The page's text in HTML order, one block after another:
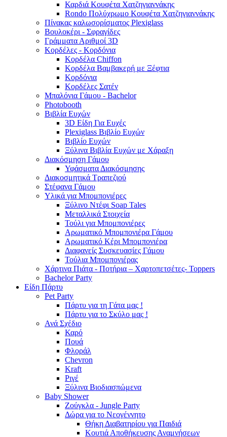
Καρδιά Κουφέτα Χατζηγιαννάκης
Rondo Πολύχρωμο Κουφέτα Χατζηγιαννάκης
Πίνακας καλωσορίσματος Plexiglass
Βουλοκέρι - Σφραγίδες
Γράμματα Αριθμοί 3D
Κορδέλες - Κορδόνια
Κορδέλα Chiffon
Κορδέλα Βαμβακερή με Ξέφτια
Κορδόνια
Κορδέλες Σατέν
Μπαλόνια Γάμου - Bachelor
Photobooth
Βιβλία Ευχών
3D Είδη Για Ευχές
Plexiglass Βιβλίο Ευχών
Βιβλίο Ευχών
Ξύλινα Βιβλία Ευχών με Χάραξη
Διακόσμηση Γάμου
Υφάσματα Διακόσμησης
Διακοσμητικά Τραπεζιού
Στέφανα Γάμου
Υλικά για Μπομπονιέρες
Ξύλινο Ντέφι Soap Tales
Μεταλλικά Στοιχεία
Τούλι για Μπομπονιέρες
Αρωματικό Μπομπονιέρα Γάμου
Αρωματικό Κέρι Μπομπονιέρα
Διαφανείς Συσκευασίες Γάμου
Τούλια Μπομπονιέρας
Χάρτινα Πιάτα - Ποτήρια – Χαρτοπετσέτες- Toppers
Bachelor Party
Είδη Πάρτυ
Pet Party
Πάρτυ για τη Γάτα μας !
Πάρτυ για το Σκύλο μας !
Ανά Σχέδιο
Καρό
Πουά
Φλοράλ
Chevron
Kraft
Ριγέ
Ξύλινα Βιοδιασπώμενα
Baby Shower
Ζούγκλα - Jungle Party
Δώρα για το Νεογέννητο
Θήκη Διαβατηρίου για Παιδιά
Κουτιά Αποθήκευσης Αναμνήσεων